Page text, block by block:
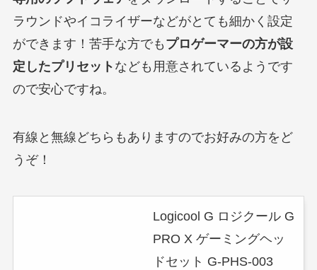
ラウンドやイコライザーなどがとても細かく設定
ができます！苦手な方でも プロゲーマーの方が設
定したプリセット なども用意されているようです
ので安心ですね。
有線と無線どちらもありますのでお好みの方をど
うぞ！
Logicool G ロジクール G
PRO X ゲーミングヘッ
ドセット G-PHS-003